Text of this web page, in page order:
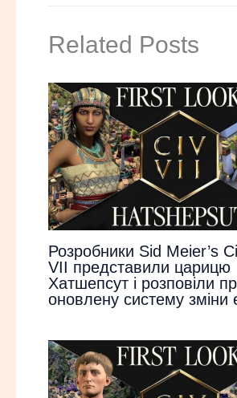
Related Posts
Розробники Sid Meier’s
VII представили царицю
Хатшепсут і розповіли
оновлену систему зміни